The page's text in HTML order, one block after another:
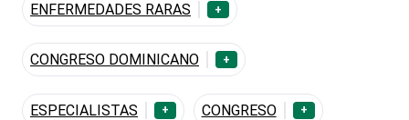
ENFERMEDADES RARAS
+
CONGRESO DOMINICANO +
ESPECIALISTAS + CONGRESO +